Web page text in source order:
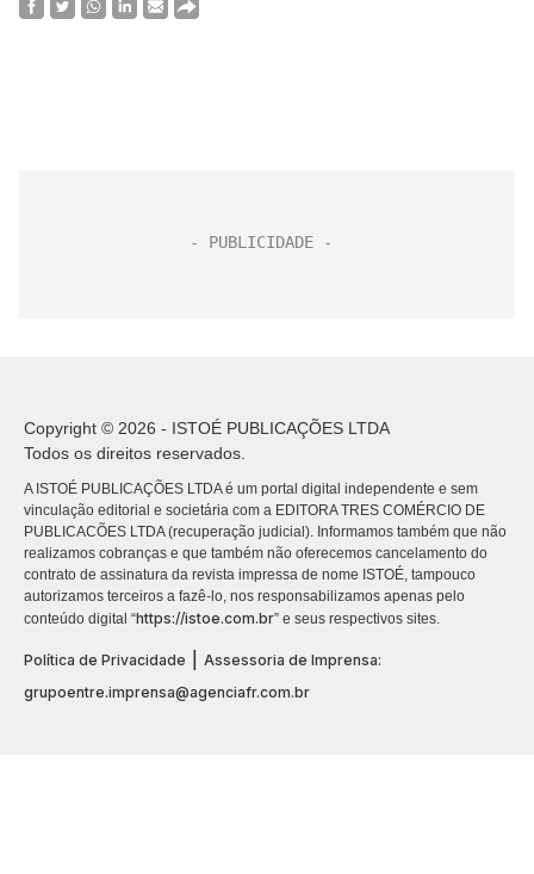
Copyright © 2026 - ISTOÉ PUBLICAÇÕES LTDA
Todos os direitos reservados.
A ISTOÉ PUBLICAÇÕES LTDA é um portal digital independente e sem
vinculação editorial e societária com a EDITORA TRES COMÉRCIO DE
PUBLICACÕES LTDA (recuperação judicial). Informamos também que não
realizamos cobranças e que também não oferecemos cancelamento do
contrato de assinatura da revista impressa de nome ISTOÉ, tampouco
autorizamos terceiros a fazê-lo, nos responsabilizamos apenas pelo
conteúdo digital “https://istoe.com.br” e seus respectivos sites.
Política de Privacidade
Assessoria de Imprensa:
grupoentre.imprensa@agenciafr.com.br